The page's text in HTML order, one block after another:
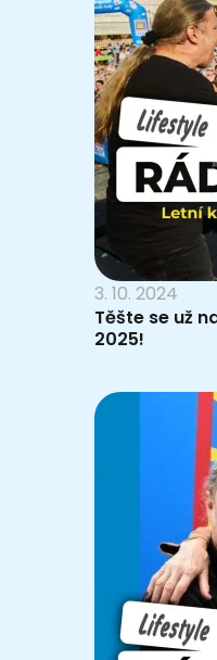
3. 10. 2024
Těšte se už
2025!